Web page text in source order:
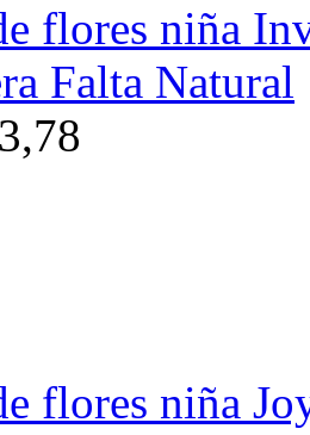
flores niña
Falta Natural
flores niña